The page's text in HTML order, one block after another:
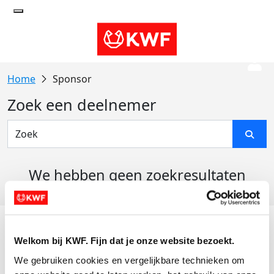
Welkom bij KWF. Fijn dat je onze website bezoekt.
We gebruiken cookies en vergelijkbare technieken om
Sponsor
Zoek een deelnemer
We hebben geen zoekresultaten
Actiematerialen
Evenementen